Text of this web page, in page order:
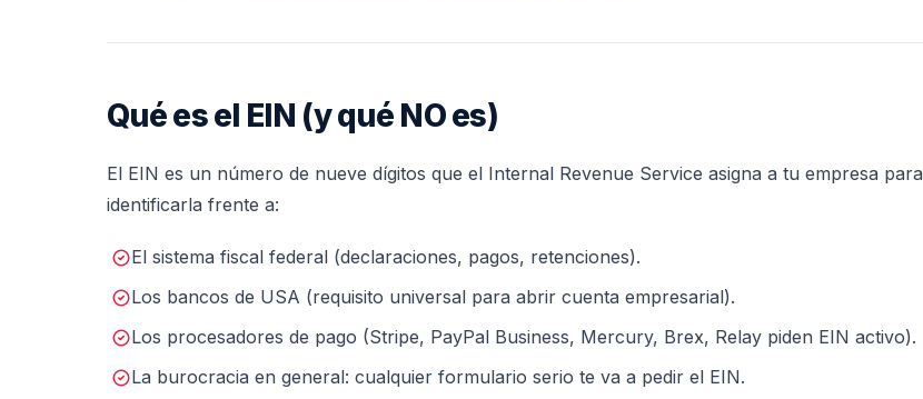
Qué es el EIN (y qué NO es)
El EIN es un número de nueve dígitos que el Internal Revenue Service asigna a tu empresa para
identificarla frente a:
El sistema fiscal federal (declaraciones, pagos, retenciones).
Los bancos de USA (requisito universal para abrir cuenta empresarial).
Los procesadores de pago (Stripe, PayPal Business, Mercury, Brex, Relay piden EIN activo).
La burocracia en general: cualquier formulario serio te va a pedir el EIN.